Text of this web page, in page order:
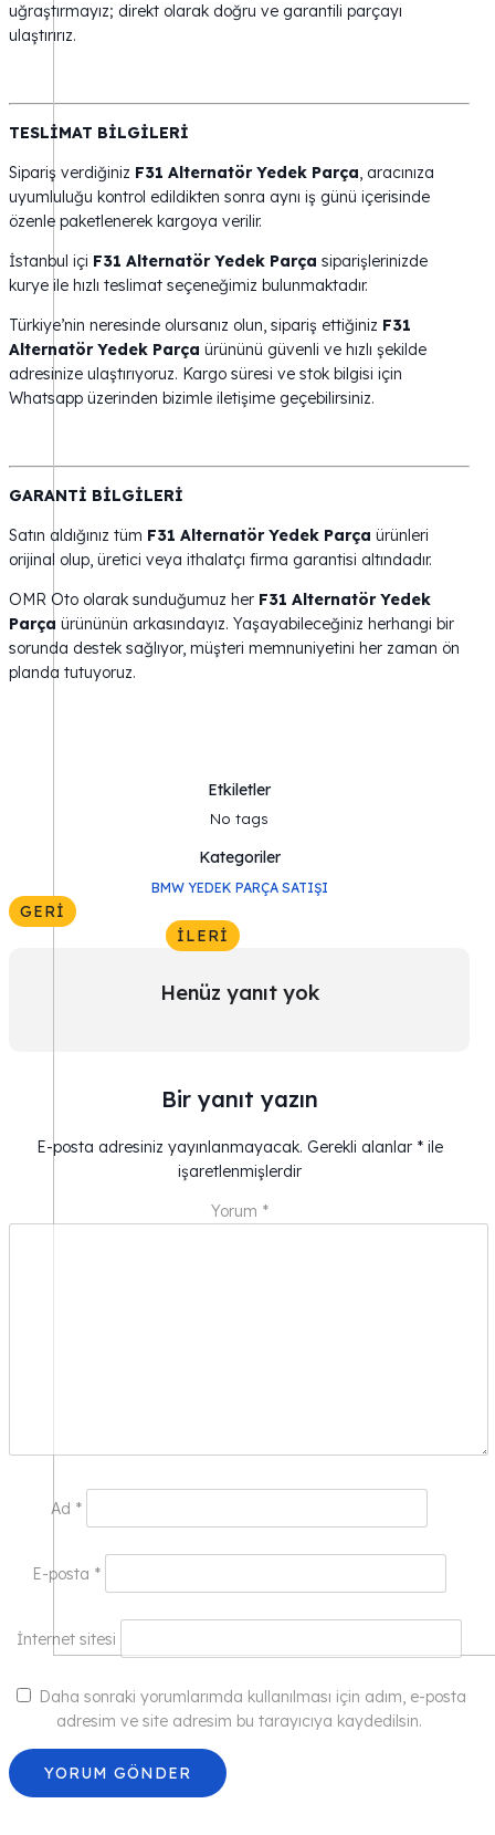
uğraştırmayız; direkt olarak doğru ve garantili parçayı
ulaştırırız.
TESLİMAT BİLGİLERİ
Sipariş verdiğiniz F31 Alternatör Yedek Parça, aracınıza
uyumluluğu kontrol edildikten sonra aynı iş günü içerisinde
özenle paketlenerek kargoya verilir.
İstanbul içi F31 Alternatör Yedek Parça siparişlerinizde
kurye ile hızlı teslimat seçeneğimiz bulunmaktadır.
Türkiye’nin neresinde olursanız olun, sipariş ettiğiniz F31
Alternatör Yedek Parça ürününü güvenli ve hızlı şekilde
adresinize ulaştırıyoruz. Kargo süresi ve stok bilgisi için
Whatsapp üzerinden bizimle iletişime geçebilirsiniz.
GARANTİ BİLGİLERİ
Satın aldığınız tüm F31 Alternatör Yedek Parça ürünleri
orijinal olup, üretici veya ithalatçı firma garantisi altındadır.
OMR Oto olarak sunduğumuz her F31 Alternatör Yedek
Parça ürününün arkasındayız. Yaşayabileceğiniz herhangi bir
sorunda destek sağlıyor, müşteri memnuniyetini her zaman ön
planda tutuyoruz.
Etkiletler
No tags
Kategoriler
BMW YEDEK PARÇA SATIŞI
GERI
İLERI
Henüz yanıt yok
Bir yanıt yazın
E-posta adresiniz yayınlanmayacak. Gerekli alanlar *ile
işaretlenmişlerdir
Yorum *
Ad *
E-posta *
İnternet sitesi
Daha sonraki yorumlarımda kullanılması için adım, e-posta
adresim ve site adresim bu tarayıcıya kaydedilsin.